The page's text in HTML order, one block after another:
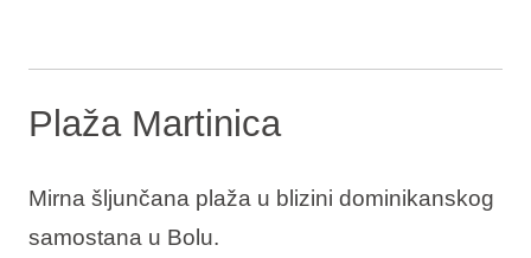
Plaža Martinica
Mirna šljunčana plaža u blizini dominikanskog
samostana u Bolu.